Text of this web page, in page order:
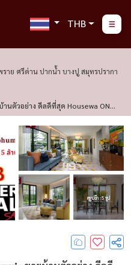
THB
าย ศรีด่าน ปากน้ำ บางปู สมุทรปรากา
บ้านตัวอย่าง ดีลดีที่สุด Housewa ONT
ดูรูปอีก : 5 รูป